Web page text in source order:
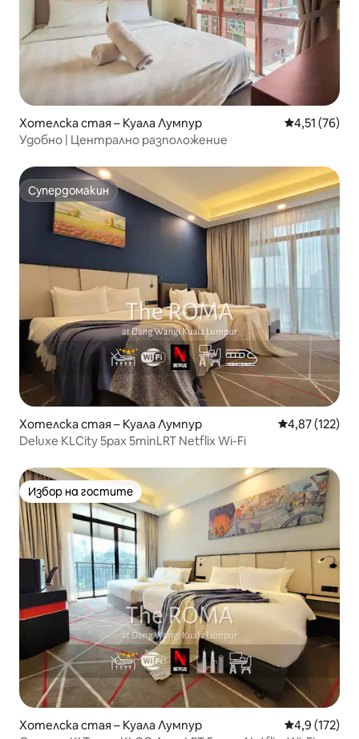
Хотелска стая – Куала Лумпур Средна
4,51 (76)
Удобно | Централно разположение
Супердомакин
Супердомакин
Хотелска стая – Куала Лумпур Средна
4,87 (122)
Deluxe KLCity 5pax 5minLRT Netflix Wi-Fi
Избор на гостите
Избор на гостите
Хотелска стая – Куала Лумпур Средна
4,9 (172)